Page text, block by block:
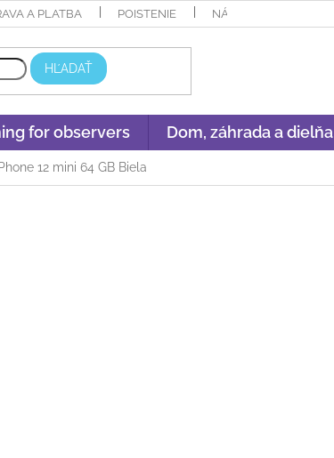
A PLATBA POISTENIE NÁKUP NA SPLÁTKY
HĽADAŤ
for observers Dom, záhrada a dielňa
12 mini 64 GB Biela